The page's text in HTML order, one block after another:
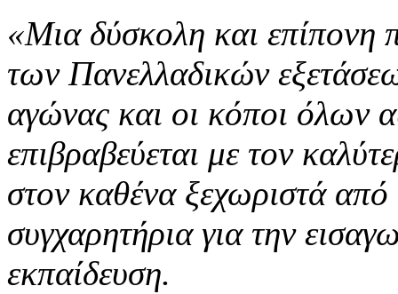
«Μια δύσκολη και επίπονη
των Πανελλαδικών
αγώνας και οι κόποι όλων
επιβραβεύεται με τον
στον καθένα ξεχωριστά από
συγχαρητήρια για την
εκπαίδευση.